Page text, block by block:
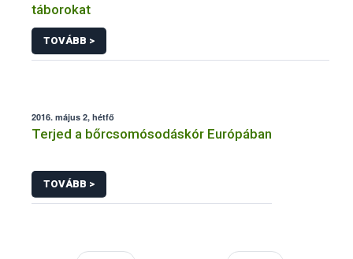
táborokat
TOVÁBB >
2016. május 2, hétfő
Terjed a bőrcsomósodáskór Európában
TOVÁBB >